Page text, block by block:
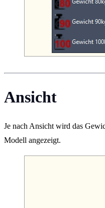
Ansicht
Je nach Ansicht wird das
Modell angezeigt.